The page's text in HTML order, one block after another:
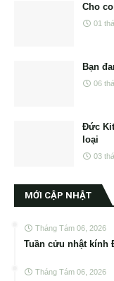
Cho
01
Bạn
06
Đức
loại
03
MỚI CẬP NHẬT
Tháng Tám 06, 2026
Tuần cửu nhật kính
Tháng Tám 06, 2026